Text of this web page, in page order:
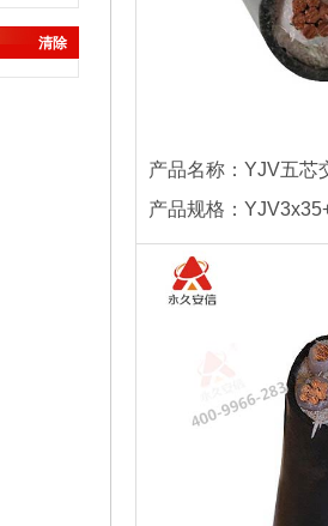
清除
产品名称：YJV五芯
产品规格：